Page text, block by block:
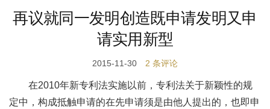
再议就同一发明创造既申请发明又申
请实用新型
2015-11-30 2 条评论
在2010年新专利法实施以前，专利法关于新颖性的规
定中，构成抵触申请的在先申请须是由他人提出的，也即申